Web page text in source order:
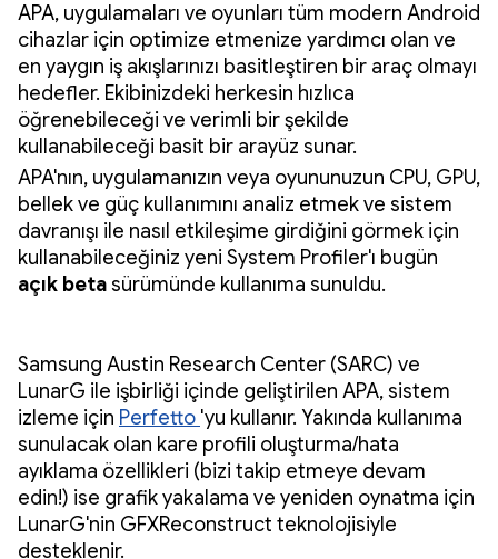
APA, uygulamaları ve oyunları tüm modern Android
cihazlar için optimize etmenize yardımcı olan ve
en yaygın iş akışlarınızı basitleştiren bir araç olmayı
hedefler. Ekibinizdeki herkesin hızlıca
öğrenebileceği ve verimli bir şekilde
kullanabileceği basit bir arayüz sunar.
APA'nın, uygulamanızın veya oyununuzun CPU, GPU,
bellek ve güç kullanımını analiz etmek ve sistem
davranışı ile nasıl etkileşime girdiğini görmek için
kullanabileceğiniz yeni System Profiler'ı bugün
açık betasürümünde kullanıma sunuldu.
Samsung Austin Research Center (SARC) ve
LunarG ile işbirliği içinde geliştirilen APA, sistem
izleme için Perfetto 'yu kullanır. Yakında kullanıma
sunulacak olan kare profili oluşturma/hata
ayıklama özellikleri (bizi takip etmeye devam
edin!) ise grafik yakalama ve yeniden oynatma için
LunarG'nin GFXReconstruct teknolojisiyle
desteklenir.